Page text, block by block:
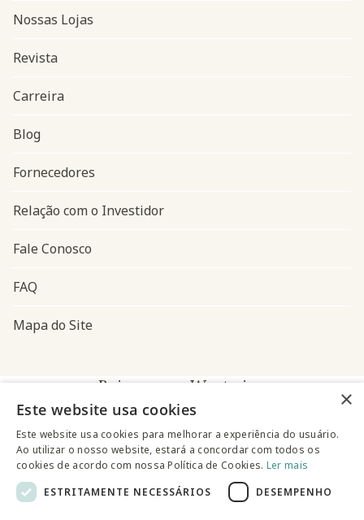
Navegação do rodapé
Nossas Lojas
Revista
Carreira
Blog
Fornecedores
Relação com o Investidor
Fale Conosco
FAQ
Mapa do Site
Baixe o app Westwing
×
Este website usa cookies
Este website usa cookies para melhorar a experiência do usuário.
Ao utilizar o nosso website, estará a concordar com todos os
cookies de acordo com nossa Política de Cookies. Ler mais
ESTRITAMENTE NECESSÁRIOS
DESEMPENHO